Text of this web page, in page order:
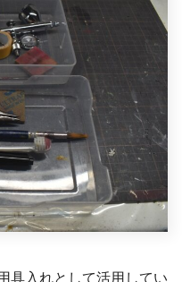
具入れとして活用してい